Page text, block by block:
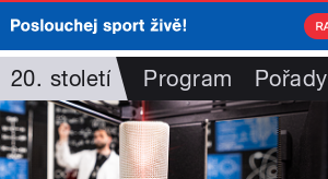
20. století Program Pořady